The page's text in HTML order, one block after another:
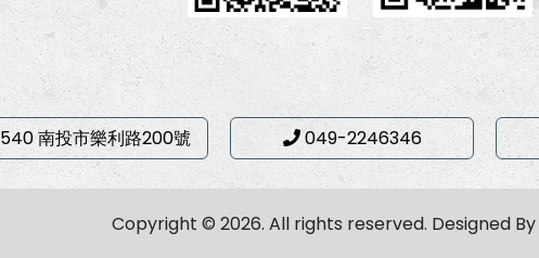
540 南投市樂利路200號 049-2246346
Copyright © 2026. All rights reserved. Designed By